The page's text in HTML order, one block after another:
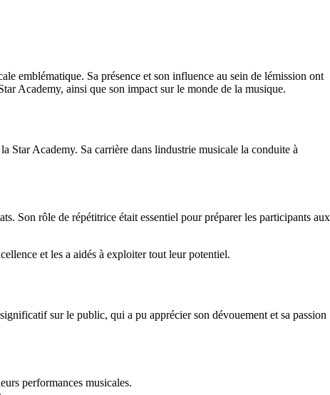
emblématique. Sa présence et son influence au sein de lémission ont
Academy, ainsi que son impact sur le monde de la musique.
Star Academy. Sa carrière dans lindustrie musicale la conduite à
Son rôle de répétitrice était essentiel pour préparer les participants aux
et les a aidés à exploiter tout leur potentiel.
sur le public, qui a pu apprécier son dévouement et sa passion
performances musicales.